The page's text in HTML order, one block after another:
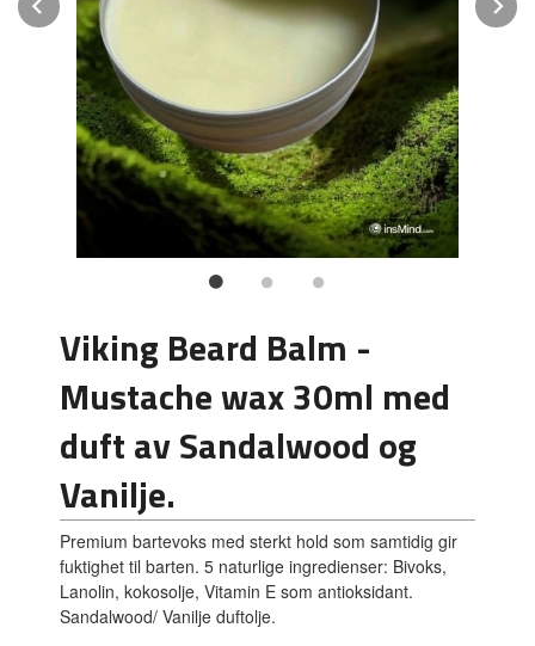
Viking Beard Balm -
Mustache wax 30ml med
duft av Sandalwood og
Vanilje.
Premium bartevoks med sterkt hold som samtidig gir
fuktighet til barten. 5 naturlige ingredienser: Bivoks,
Lanolin, kokosolje, Vitamin E som antioksidant.
Sandalwood/ Vanilje duftolje.